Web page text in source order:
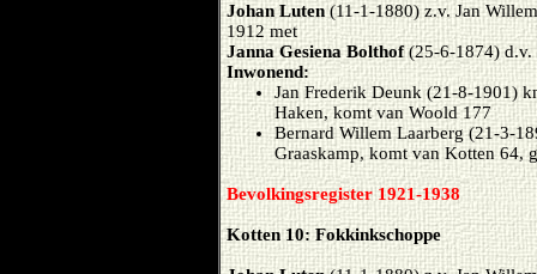
Johan Luten(11-1-1880) z.v. Jan
1912 met
Janna Gesiena Bolthof(25-6-1874) d.v.
Inwonend:
Jan Frederik Deunk (21-8-1901)
Haken,komt van Woold 177
Bernard Willem Laarberg (21-3-
Graaskamp, komt van Kotten 64,
Bevolkingsregister 1921-1938
Kotten 10: Fokkinkschoppe